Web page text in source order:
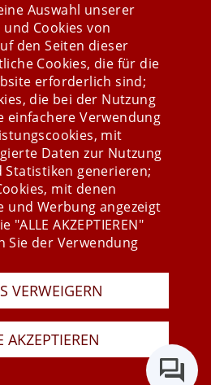
Presse
Newsletter
AGB
Auswahl unserer
Cookies von
den Seiten dieser
Cookies, die für die
erforderlich sind;
die bei der Nutzung
einfachere Verwendung
mit
Daten zur Nutzung
Statistiken generieren;
mit denen
und Werbung angezeigt
"ALLE AKZEPTIEREN"
Sie der Verwendung
VERWEIGERN
AKZEPTIEREN